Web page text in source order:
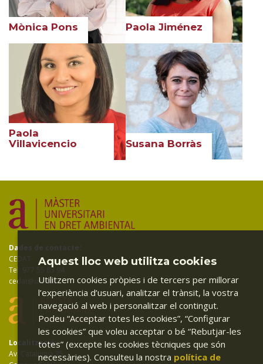
Mònica Pons Paola Jiménez
Paola
Villavicencio
Susana Borràs
Dades de contacte:
CEDAT
Tel: 977 55 83 94
cedat@urv.cat
Localització:
Av. Catalunya 35
Aquest lloc web utilitza cookies
Utilitzem cookies pròpies i de tercers per millorar
l’experiència d’usuari, analitzar el trànsit, la vostra
navegació al web i personalitzar el contingut.
Podeu “Acceptar totes les cookies”, “Configurar
les cookies” que voleu acceptar o bé “Rebutjar-les
totes” (excepte les cookies tècniques que són
necessàries). Consulteu la nostra política de